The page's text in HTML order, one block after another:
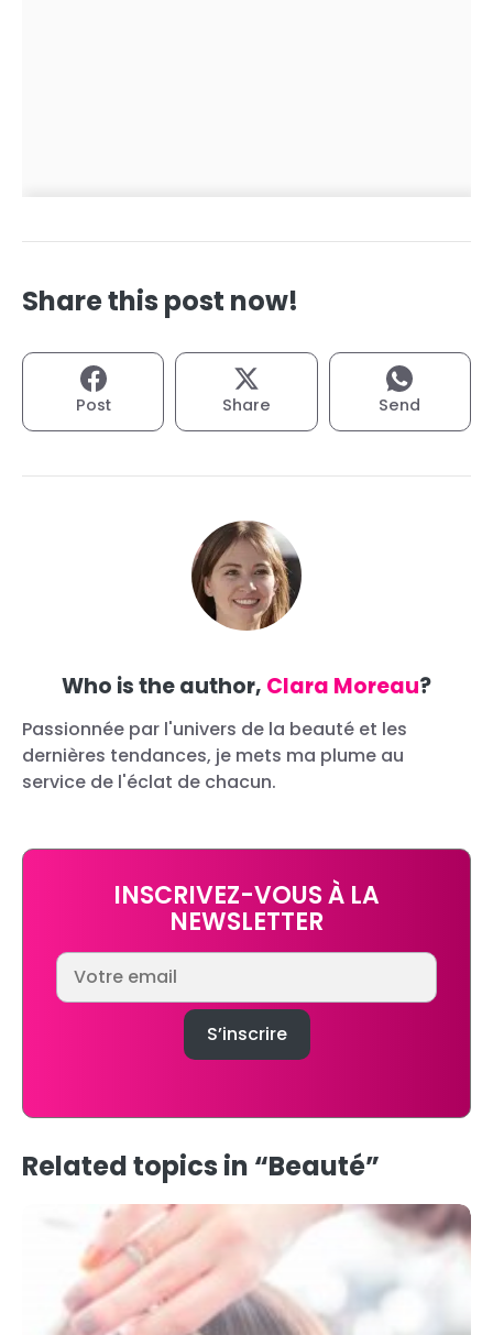
Share this post now!
Post Share Send
Who is the author, Clara Moreau?
Passionnée par l'univers de la beauté et les
dernières tendances, je mets ma plume au
service de l'éclat de chacun.
INSCRIVEZ-VOUS À LA
NEWSLETTER
Related topics in “Beauté”